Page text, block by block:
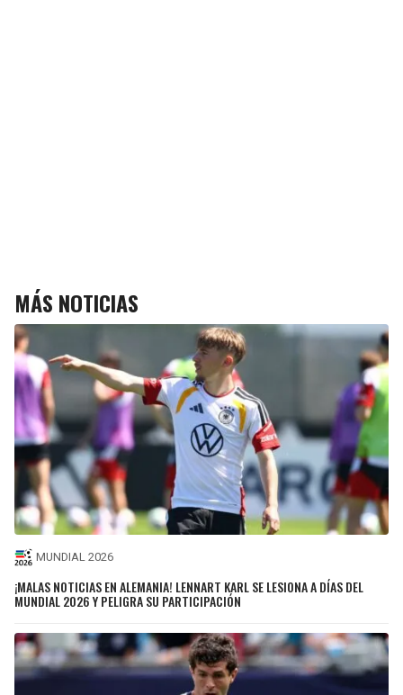
MÁS NOTICIAS
MUNDIAL 2026
¡MALAS NOTICIAS EN ALEMANIA! LENNART KARL SE LESIONA A DÍAS DEL
MUNDIAL 2026 Y PELIGRA SU PARTICIPACIÓN